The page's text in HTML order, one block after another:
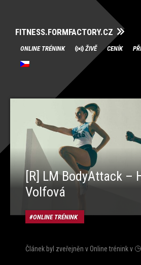
FITNESS.FORMFACTORY.CZ
Přeskočit
na
obsah
ONLINE TRÉNINK ŽIVĚ CENÍK
[R] LM BodyAttack –
Volfová
ONLINE TRÉNINK
Článek byl zveřejněn vOnline tréninkv